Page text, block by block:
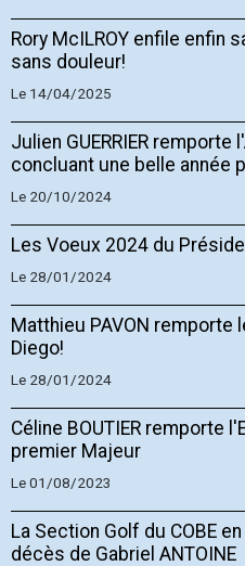
Rory McILROY enfile enfin
sans douleur!
Le 14/04/2025
Julien GUERRIER
concluant une belle année
Le 20/10/2024
Les Voeux 2024 du
Le 28/01/2024
Matthieu PAVON remporte
Diego!
Le 28/01/2024
Céline BOUTIER remporte
premier Majeur
Le 01/08/2023
La Section Golf du COBE
décès de Gabriel ANTOINE